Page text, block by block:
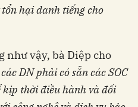
hại danh tiếng cho
vậy, bà Diệp cho
DN phải có sẵn các SOC
kịp thời điều hành và đối